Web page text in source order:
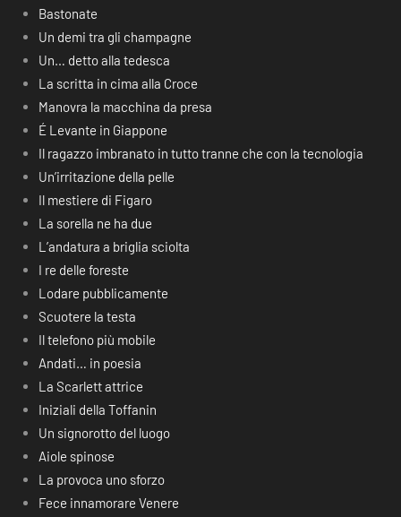
Bastonate
Un demi tra gli champagne
Un… detto alla tedesca
La scritta in cima alla Croce
Manovra la macchina da presa
É Levante in Giappone
Il ragazzo imbranato in tutto tranne che con la tecnologia
Un’irritazione della pelle
Il mestiere di Figaro
La sorella ne ha due
L’andatura a briglia sciolta
I re delle foreste
Lodare pubblicamente
Scuotere la testa
Il telefono più mobile
Andati… in poesia
La Scarlett attrice
Iniziali della Toffanin
Un signorotto del luogo
Aiole spinose
La provoca uno sforzo
Fece innamorare Venere